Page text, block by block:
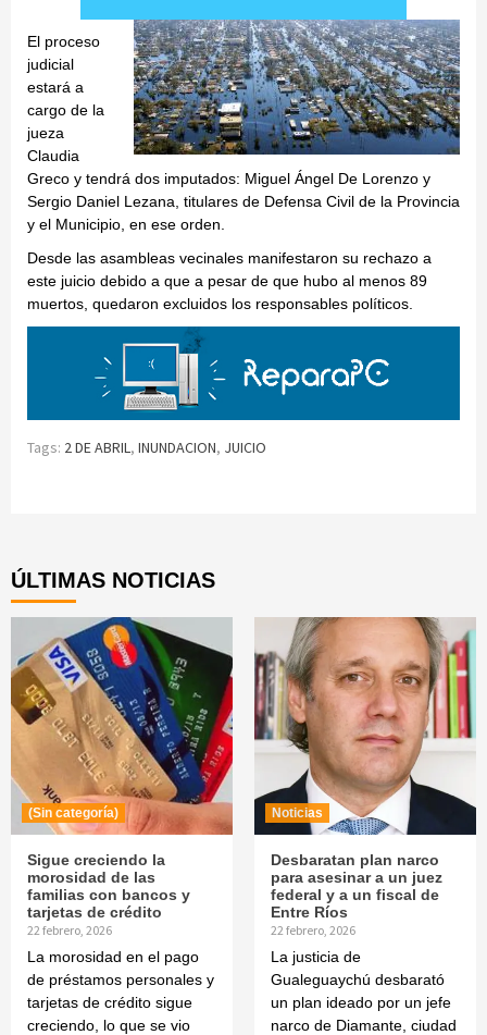
El proceso
judicial
estará a
cargo de la
jueza
Claudia
Greco y tendrá dos imputados: Miguel Ángel De Lorenzo y
Sergio Daniel Lezana, titulares de Defensa Civil de la Provincia
y el Municipio, en ese orden.
Desde las asambleas vecinales manifestaron su rechazo a
este juicio debido a que a pesar de que hubo al menos 89
muertos, quedaron excluidos los responsables políticos.
Tags: 2 DE ABRIL, INUNDACION, JUICIO
ÚLTIMAS NOTICIAS
(Sin categoría)
Sigue creciendo la
morosidad de las
familias con bancos y
tarjetas de crédito
22 febrero, 2026
La morosidad en el pago
de préstamos personales y
tarjetas de crédito sigue
creciendo, lo que se vio
Noticias
Desbaratan plan narco
para asesinar a un juez
federal y a un fiscal de
Entre Ríos
22 febrero, 2026
La justicia de
Gualeguaychú desbarató
un plan ideado por un jefe
narco de Diamante, ciudad